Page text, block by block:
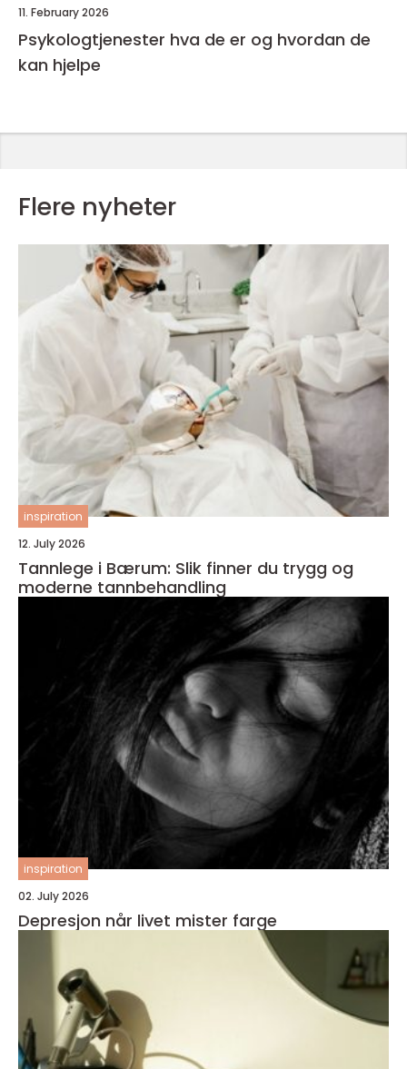
11. February 2026
Psykologtjenester hva de er og hvordan de
kan hjelpe
Flere nyheter
inspiration
12. July 2026
Tannlege i Bærum: Slik finner du trygg og
moderne tannbehandling
inspiration
02. July 2026
Depresjon når livet mister farge